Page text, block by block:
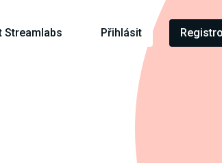
Streamlabs Přihlásit